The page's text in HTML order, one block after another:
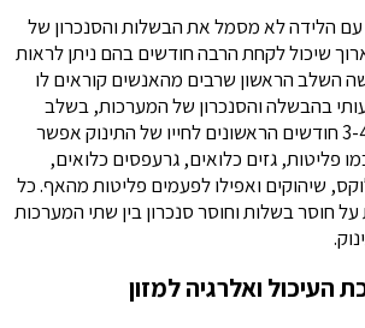
הלידה לא מסמל את הבשלות והסנכרון של
שיכול לקחת הרבה חודשים בהם ניתן לראות
השלב הראשון שרבים מהאנשים קוראים לו
בהבשלה והסנכרון של המערכות, בשלב
הזה שמתרחש לרוב ב3-4 חודשים הראשונים לחייו של התינוק אפשר
פליטות, גזים כלואים, גרעפסים כלואים,
שיהוקים ואפילו לפעמים פליטות מהאף. כל
חוסר בשלות וחוסר סנכרון בין שתי המערכות
ואלרגיה למזון